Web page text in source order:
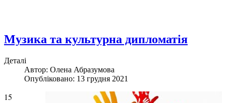
Музика та культурна дипломатія
Деталі
Автор: Олена Абразумова
Опубліковано: 13 грудня 2021
15